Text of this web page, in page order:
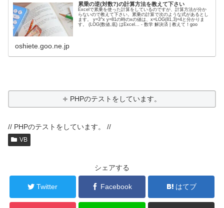
累乗の逆(対数?)の計算方法を教えて下さい
Excelで累乗を使った計算をしているのですが、計算方法が分か
らないので教えて下さい。累乗の計算で次のような式があるとし
ます。 y=3^x y=81の時のxの値は、x=LOG(81,3)=4と分かりま
す。 (LOG(数値,底) はExcel... - 数学 解決済 | 教えて！goo
oshiete.goo.ne.jp
PHPのテストをしています。
// PHPのテストをしています。 //
VB
シェアする
Twitter Facebook はてブ